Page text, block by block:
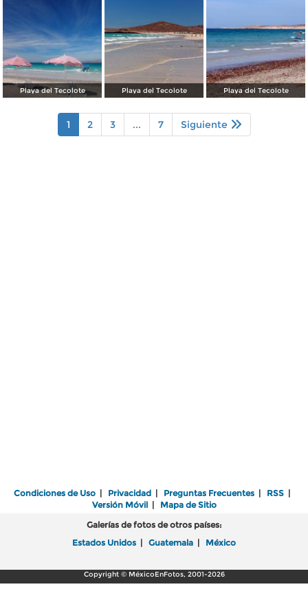
Playa del Tecolote Playa del Tecolote Playa del Tecolote
1 2 3 ... 7 Siguiente
Condiciones de Uso | Privacidad | Preguntas Frecuentes | RSS |
Versión Móvil| Mapa de Sitio
Galerías de fotos de otros países:
Estados Unidos | Guatemala | México
Copyright © MéxicoEnFotos, 2001-2026